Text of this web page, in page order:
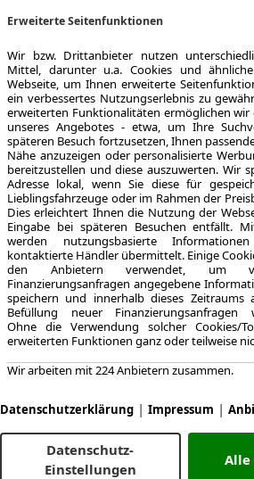
LEASING
Erweiterte Seitenfunktionen
Wir bzw. Drittanbieter nutzen
Mittel, darunter u.a. Cookies und
Webseite, um Ihnen erweiterte
ein verbessertes Nutzungserlebnis zu
erweiterten Funktionalitäten ermöglichen wir
unseres Angebotes - etwa, um Ihre
späteren Besuch fortzusetzen, Ihnen
Nähe anzuzeigen oder personalisierte
bereitzustellen und diese auszuwerten. Wir
Adresse lokal, wenn Sie diese für
Lieblingsfahrzeuge oder im Rahmen der
Dies erleichtert Ihnen die Nutzung der
Eingabe bei späteren Besuchen entfällt.
werden nutzungsbasierte
kontaktierte Händler übermittelt. Einige
den Anbietern verwendet, um
Finanzierungsanfragen angegebene
speichern und innerhalb dieses Zeitraums
Befüllung neuer Finanzierungsanfragen
Ohne die Verwendung solcher Cookies/
erweiterten Funktionen ganz oder teilweise
Wir arbeiten mit 224 Anbietern zusammen.
Datenschutzerklärung | Impressum |
Datenschutz-
Einstellungen
Alle